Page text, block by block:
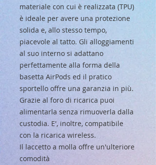
materiale con cui è realizzata (TPU)
è ideale per avere una protezione
solida e, allo stesso tempo,
piacevole al tatto. Gli alloggiamenti
al suo interno si adattano
perfettamente alla forma della
basetta AirPods ed il pratico
sportello offre una garanzia in più.
Grazie al foro di ricarica puoi
alimentarla senza rimuoverla dalla
custodia. E', inoltre, compatibile
con la ricarica wireless.
Il laccetto a molla offre un'ulteriore
comodità